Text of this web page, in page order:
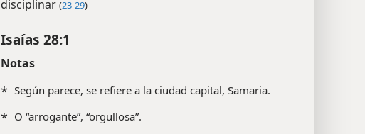
disciplinar (23-29)
Isaías 28:1
Notas
* Según parece, se refiere a la ciudad capital, Samaria.
* O “arrogante”, “orgullosa”.